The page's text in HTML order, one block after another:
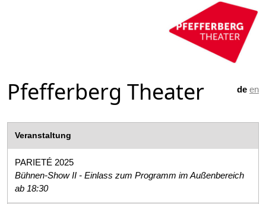
de en
Pfefferberg Theater
Veranstaltung
PARIETÉ 2025
Bühnen-Show II - Einlass zum Programm im Außenbereich
ab 18:30